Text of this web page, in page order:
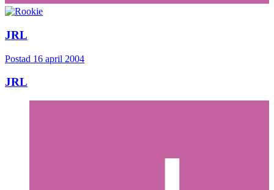
JRL
Postad 16 april 2004
JRL